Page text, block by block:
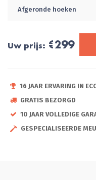
Afgeronde hoeken
Uw prijs: €299
16 JAAR ERVARING IN
GRATIS BEZORGD
10 JAAR VOLLEDIGE
GESPECIALISEERDE